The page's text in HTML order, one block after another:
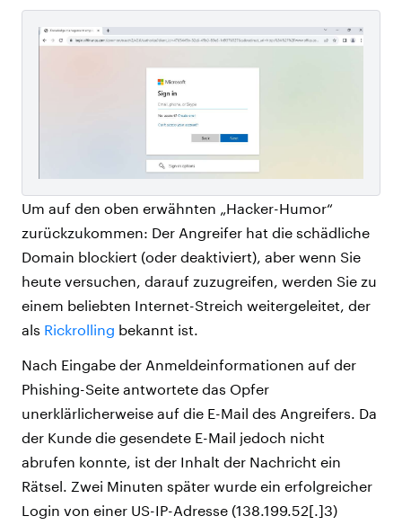
Um auf den oben erwähnten „Hacker-Humor“
zurückzukommen: Der Angreifer hat die schädliche
Domain blockiert (oder deaktiviert), aber wenn Sie
heute versuchen, darauf zuzugreifen, werden Sie zu
einem beliebten Internet-Streich weitergeleitet, der
als Rickrolling bekannt ist.
Nach Eingabe der Anmeldeinformationen auf der
Phishing-Seite antwortete das Opfer
unerklärlicherweise auf die E-Mail des Angreifers. Da
der Kunde die gesendete E-Mail jedoch nicht
abrufen konnte, ist der Inhalt der Nachricht ein
Rätsel. Zwei Minuten später wurde ein erfolgreicher
Login von einer US-IP-Adresse (138.199.52[.]3)